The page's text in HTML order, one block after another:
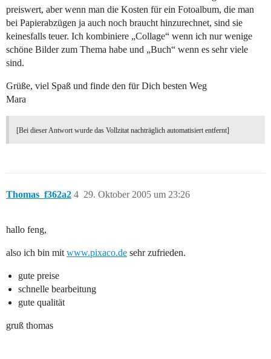
preiswert, aber wenn man die Kosten für ein Fotoalbum, die man
bei Papierabzügen ja auch noch braucht hinzurechnet, sind sie
keinesfalls teuer. Ich kombiniere „Collage“ wenn ich nur wenige
schöne Bilder zum Thema habe und „Buch“ wenn es sehr viele
sind.
Grüße, viel Spaß und finde den für Dich besten Weg
Mara
[Bei dieser Antwort wurde das Vollzitat nachträglich automatisiert entfernt]
Thomas_f362a2 29. Oktober 2005 um 23:26
4
hallo feng,
also ich bin mit www.pixaco.de sehr zufrieden.
gute preise
schnelle bearbeitung
gute qualität
gruß thomas